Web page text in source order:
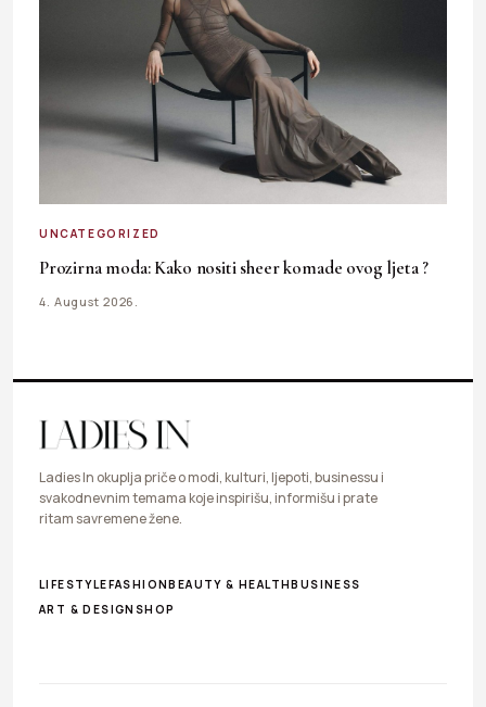
UNCATEGORIZED
Prozirna moda: Kako nositi sheer komade ovog ljeta ?
4. August 2026.
Ladies In okuplja priče o modi, kulturi, ljepoti, businessu i
svakodnevnim temama koje inspirišu, informišu i prate
ritam savremene žene.
LIFESTYLEFASHIONBEAUTY & HEALTHBUSINESS
ART & DESIGN SHOP